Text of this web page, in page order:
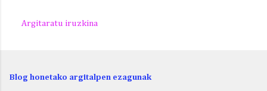
Argitaratu iruzkina
Blog honetako argitalpen ezagunak